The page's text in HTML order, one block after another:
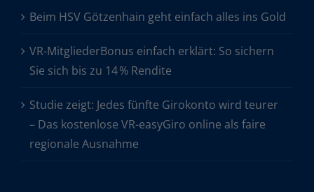
Beim HSV Götzenhain geht einfach alles ins Gold
VR-MitgliederBonus einfach erklärt: So sichern
Sie sich bis zu 14 % Rendite
Studie zeigt: Jedes fünfte Girokonto wird teurer
– Das kostenlose VR-easyGiro online als faire
regionale Ausnahme